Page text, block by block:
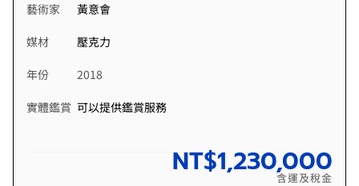
藝術家
黃意會
媒材 壓克力
年份 2018
實體鑑賞 可以提供鑑賞服務
NT$1,230,000
含運及稅金